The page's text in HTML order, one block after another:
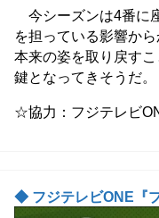
今シーズンは4番に
を担っている影響か
本来の姿を取り戻す
鍵となってきそうだ。
☆協力：フジテレビ
◆ フジテレビONE『